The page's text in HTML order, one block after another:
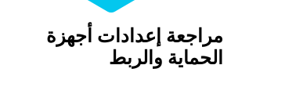
مراجعة إعدادات أجهزة
الحماية والربط